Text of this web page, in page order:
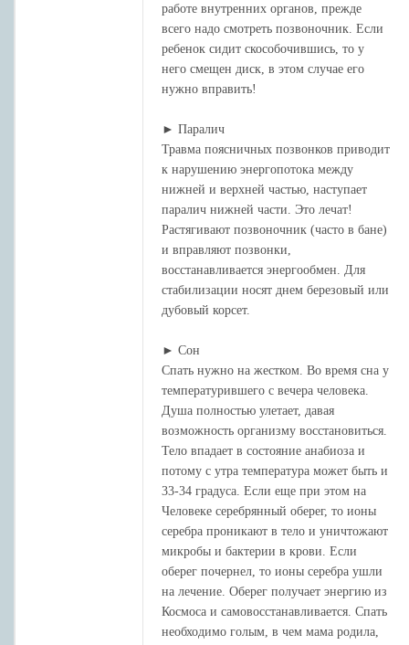
работе внутренних органов, прежде
всего надо смотреть позвоночник. Если
ребенок сидит скособочившись, то у
него смещен диск, в этом случае его
нужно вправить!
► Паралич
Травма поясничных позвонков приводит
к нарушению энергопотока между
нижней и верхней частью, наступает
паралич нижней части. Это лечат!
Растягивают позвоночник (часто в бане)
и вправляют позвонки,
восстанавливается энергообмен. Для
стабилизации носят днем березовый или
дубовый корсет.
► Сон
Спать нужно на жестком. Во время сна у
температурившего с вечера человека.
Душа полностью улетает, давая
возможность организму восстановиться.
Тело впадает в состояние анабиоза и
потому с утра температура может быть и
33-34 градуса. Если еще при этом на
Человеке серебрянный оберег, то ионы
серебра проникают в тело и уничтожают
микробы и бактерии в крови. Если
оберег почернел, то ионы серебра ушли
на лечение. Оберег получает энергию из
Космоса и самовосстанавливается. Спать
необходимо голым, в чем мама родила,